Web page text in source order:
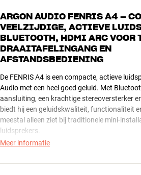
ARGON AUDIO FENRIS A4 –
VEELZIJDIGE, ACTIEVE
BLUETOOTH, HDMI ARC VOOR
DRAAITAFELINGANG EN
AFSTANDSBEDIENING
De FENRIS A4 is een compacte, actieve
Audio met een heel goed geluid. Met
aansluiting, een krachtige stereoversterker
biedt hij een geluidskwaliteit, functionaliteit
meestal alleen ziet bij traditionele mini-
luidsprekers.
zelf ontwikkeld. Deze versterker heeft vier
Meer informatie